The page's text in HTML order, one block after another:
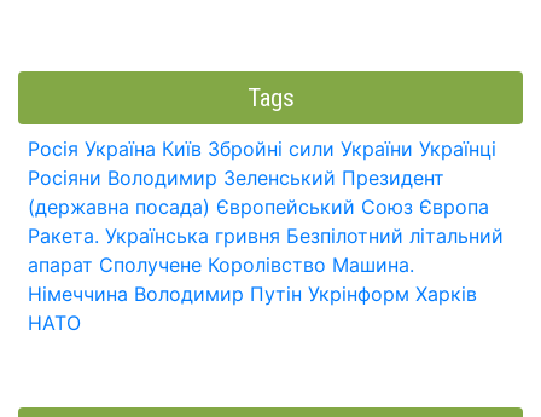
Tags
Росія Україна Київ Збройні сили України Українці
Росіяни Володимир Зеленський Президент
(державна посада) Європейський Союз Європа
Ракета. Українська гривня Безпілотний літальний
апарат Сполучене Королівство Машина.
Німеччина Володимир Путін Укрінформ Харків
НАТО